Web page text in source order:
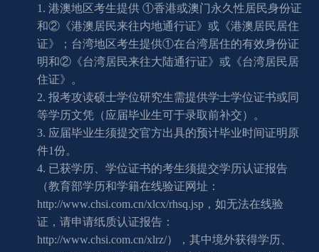
1. 港澳地区考生提供 ①香港或澳门永久性居民身份证
和②《港澳居民来往内地通行证》或《港澳居民居住
证》；台湾地区考生提供①在台湾居住的有效身份证
明和②《台湾居民来往大陆通行证》或《台湾居民居
住证》。
2. 报考攻读硕士学位研究生需提供学士学位证书或同
等学历文凭（应届毕业生可于录取前补交）。
3. 应届毕业生须提交官方出具的预计毕业时间证明原
件1份。
4. 已获学历、学位证书的考生须提交学历认证报告
（教育部学历和学籍在线验证网址：
http://www.chsi.com.cn/xlcx/rhsq.jsp，如无法在线验
证，请申请纸质认证报告：
http://www.chsi.com.cn/xlrz/），其中境外获得学历、